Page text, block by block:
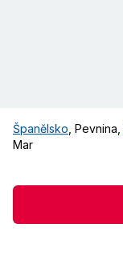
Španělsko Pevnina
Mar